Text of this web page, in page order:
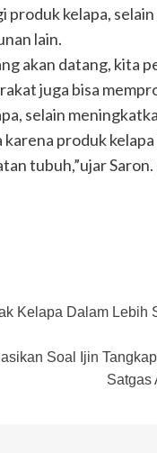
produk kelapa,
lain.
akan datang, kita
juga bisa
selain
karena produk
tubuh,”ujar
Kelapa Dalam Lebih
Soal Ijin
Satgas